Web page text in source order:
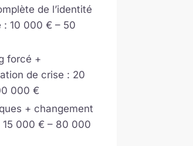
de l’identité
: 10 000 € – 50
forcé +
de crise : 20
000 €
+ changement
15 000 € – 80 000